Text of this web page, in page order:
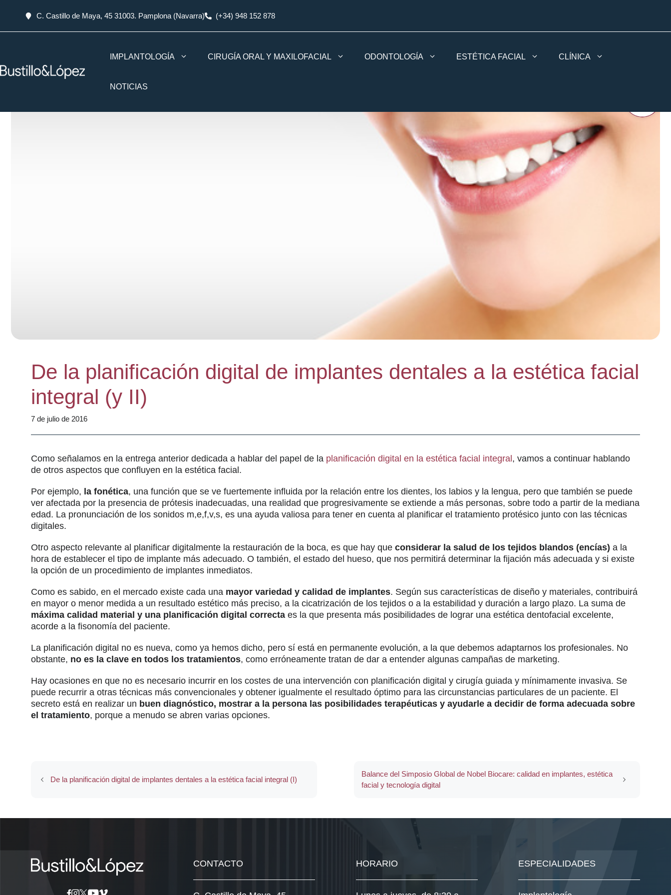
C. Castillo de Maya, 45 31003. Pamplona (Navarra) (+34) 948 152 878
IMPLANTOLOGÍA CIRUGÍA ORAL Y MAXILOFACIAL ODONTOLOGÍA ESTÉTICA FACIAL CLÍNICA
NOTICIAS
De la planificación digital de implantes dentales a la estética facial
integral (y II)
7 de julio de 2016
Como señalamos en la entrega anterior dedicada a hablar del papel de la planificación digital en la estética facial integral, vamos a continuar hablando
de otros aspectos que confluyen en la estética facial.
Por ejemplo, la fonética, una función que se ve fuertemente influida por la relación entre los dientes, los labios y la lengua, pero que también se puede
ver afectada por la presencia de prótesis inadecuadas, una realidad que progresivamente se extiende a más personas, sobre todo a partir de la mediana
edad. La pronunciación de los sonidos m,e,f,v,s, es una ayuda valiosa para tener en cuenta al planificar el tratamiento protésico junto con las técnicas
digitales.
Otro aspecto relevante al planificar digitalmente la restauración de la boca, es que hay que considerar la salud de los tejidos blandos (encías) a la
hora de establecer el tipo de implante más adecuado. O también, el estado del hueso, que nos permitirá determinar la fijación más adecuada y si existe
la opción de un procedimiento de implantes inmediatos.
Como es sabido, en el mercado existe cada una mayor variedad y calidad de implantes. Según sus características de diseño y materiales, contribuirá
en mayor o menor medida a un resultado estético más preciso, a la cicatrización de los tejidos o a la estabilidad y duración a largo plazo. La suma de
máxima calidad material y una planificación digital correcta es la que presenta más posibilidades de lograr una estética dentofacial excelente,
acorde a la fisonomía del paciente.
La planificación digital no es nueva, como ya hemos dicho, pero sí está en permanente evolución, a la que debemos adaptarnos los profesionales. No
obstante, no es la clave en todos los tratamientos, como erróneamente tratan de dar a entender algunas campañas de marketing.
Hay ocasiones en que no es necesario incurrir en los costes de una intervención con planificación digital y cirugía guiada y mínimamente invasiva. Se
puede recurrir a otras técnicas más convencionales y obtener igualmente el resultado óptimo para las circunstancias particulares de un paciente. El
secreto está en realizar un buen diagnóstico, mostrar a la persona las posibilidades terapéuticas y ayudarle a decidir de forma adecuada sobre
el tratamiento, porque a menudo se abren varias opciones.
De la planificación digital de implantes dentales a la estética facial integral (I)
Balance del Simposio Global de Nobel Biocare: calidad en implantes, estética
facial y tecnología digital
CONTACTO HORARIO ESPECIALIDADES